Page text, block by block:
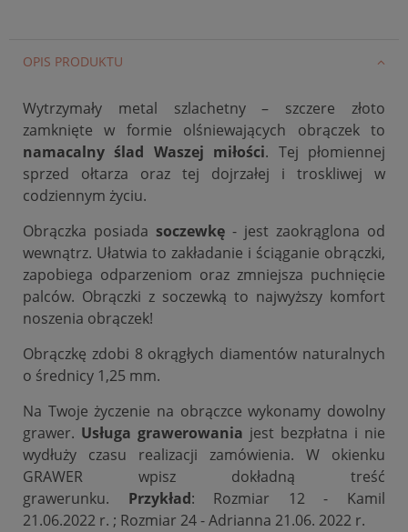
OPIS PRODUKTU
Wytrzymały metal szlachetny – szczere złoto
zamknięte w formie olśniewających obrączek to
namacalny ślad Waszej miłości. Tej płomiennej
sprzed ołtarza oraz tej dojrzałej i troskliwej w
codziennym życiu.
Obrączka posiada soczewkę - jest zaokrąglona od
wewnątrz. Ułatwia to zakładanie i ściąganie obrączki,
zapobiega odparzeniom oraz zmniejsza puchnięcie
palców. Obrączki z soczewką to najwyższy komfort
noszenia obrączek!
Obrączkę zdobi 8 okrągłych diamentów naturalnych
o średnicy 1,25 mm.
Na Twoje życzenie na obrączce wykonamy dowolny
grawer. Usługa grawerowania jest bezpłatna i nie
wydłuży czasu realizacji zamówienia. W okienku
GRAWER wpisz dokładną treść
grawerunku.
Przykład: Rozmiar 12 - Kamil
21.06.2022 r. ; Rozmiar 24 - Adrianna 21.06. 2022 r.